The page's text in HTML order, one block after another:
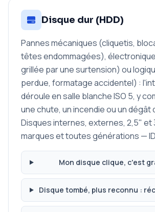
Disque dur (HDD)
Pannes mécaniques (cliquetis,
têtes endommagées),
grillée par une surtension) ou
perdue, formatage accidentel) :
déroule en salle blanche ISO 5, y
une chute, un incendie ou un dégât
Disques internes, externes, 2,5" et
marques et toutes générations —
Mon disque clique, c'est
Disque tombé, plus reconnu :